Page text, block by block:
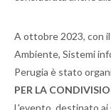
A ottobre 2023, con
Ambiente, Sistemi
Perugia è stato
PER LA
L'evento, destinato ai